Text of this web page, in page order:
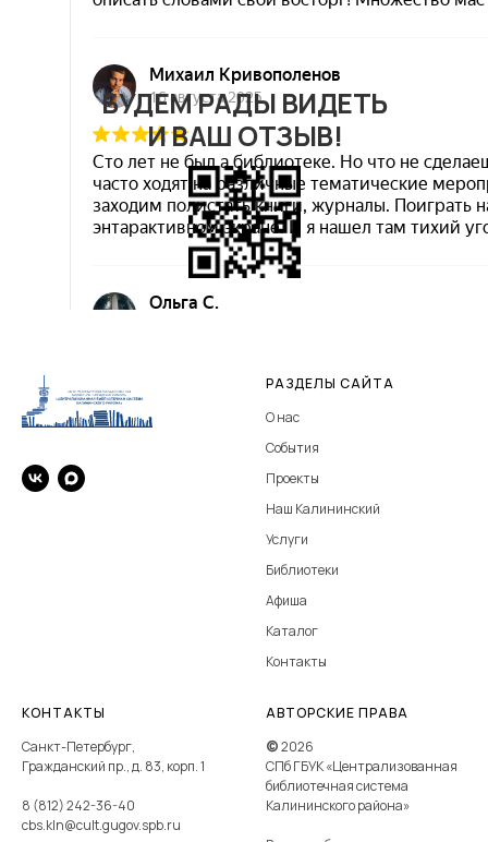
БУДЕМ РАДЫ ВИДЕТЬ
И ВАШ ОТЗЫВ!
РАЗДЕЛЫ САЙТА
О нас
События
Проекты
Наш Калининский
Услуги
Библиотеки
Афиша
Каталог
Контакты
КОНТАКТЫ
Санкт-Петербург,
Гражданский пр., д. 83, корп. 1
8 (812) 242-36-40
cbs.kln@cult.gugov.spb.ru
АВТОРСКИЕ ПРАВА
©2026
СПб ГБУК «Централизованная
библиотечная система
Калининского района»